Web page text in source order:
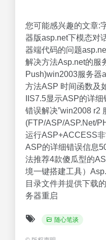
您可能感兴趣的文章:
器版asp.net下模态对
器端代码的问题
解决方法Asp.net的服
Push)win2003服务器
方法ASP 时间函数及
IIS7.5显示ASP的详
错误解决”win2008 r2
(FTP/ASP/ASP.Net/
运行ASP+ACCESS
ASP的详细错误信息
法推荐4款傻瓜型的
境一键搭建工具）
目录文件并提供下载
务器重启
随心笔谈